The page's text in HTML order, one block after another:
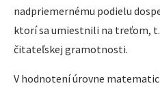
nadpriemernému podielu
ktorí sa umiestnili na treťom,
čitateľskej gramotnosti.
V hodnotení úrovne